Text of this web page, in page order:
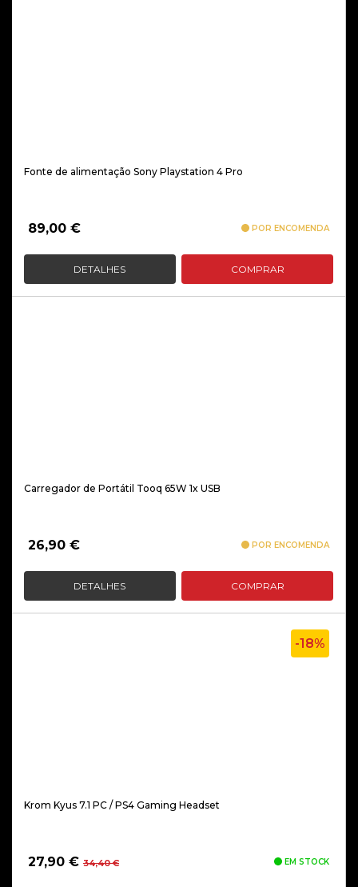
Fonte de alimentação Sony Playstation 4 Pro
89,00 € POR ENCOMENDA
DETALHES COMPRAR
Carregador de Portátil Tooq 65W 1x USB
26,90 € POR ENCOMENDA
DETALHES COMPRAR
-18%
Krom Kyus 7.1 PC / PS4 Gaming Headset
34,40€O
27,90 €
O
EM STOCK